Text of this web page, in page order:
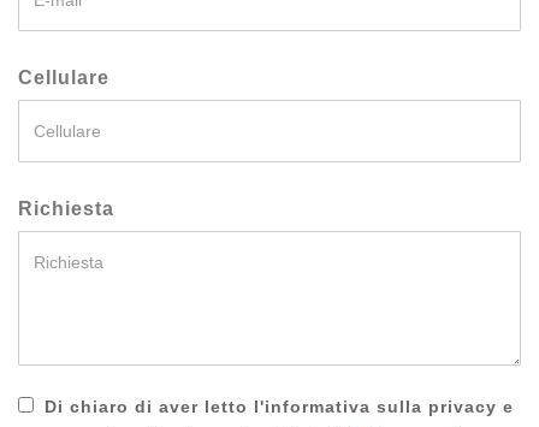
Cellulare
Richiesta
Di chiaro di aver letto l'informativa sulla privacy e